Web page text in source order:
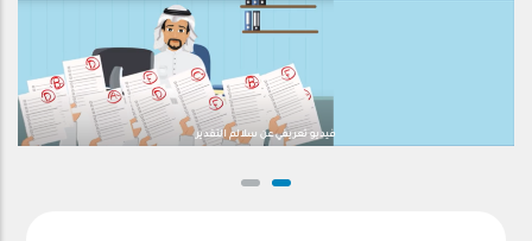
فيديو تعريفي عن سلالم التقدير